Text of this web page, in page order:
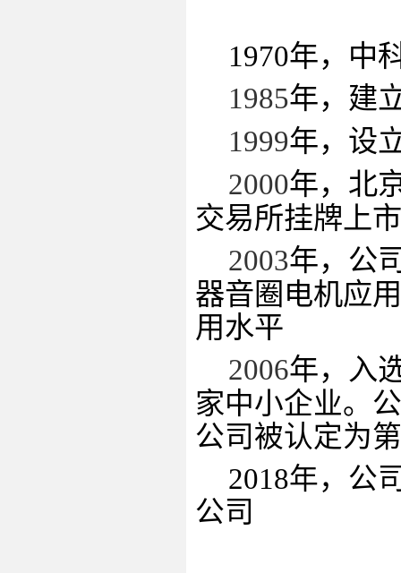
1970年，中
1985年，建
1999年，设
2000年，北
交易所挂牌上市
2003年，公
器音圈电机应
用水平
2006年，入
家中小企业。
公司被认定为
2018年，公
公司